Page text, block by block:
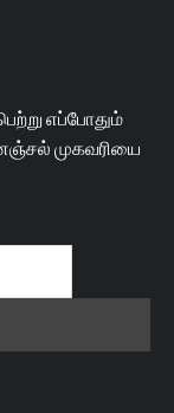
எப்போதும்
முகவரியை